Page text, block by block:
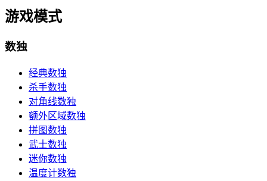
游戏模式
数独
经典数独
杀手数独
对角线数独
额外区域数独
拼图数独
武士数独
迷你数独
温度计数独